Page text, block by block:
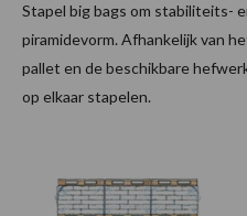
Stapel big bags om stabiliteits-
piramidevorm. Afhankelijk van
pallet en de beschikbare
op elkaar stapelen.